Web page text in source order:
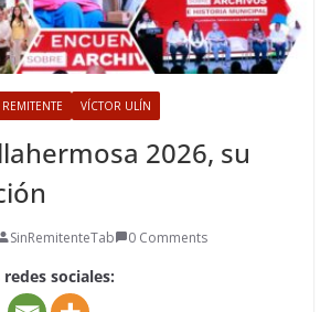
VÍCTOR ULÍN
2026, su
SinRemitenteTab 0 Comments
sociales: